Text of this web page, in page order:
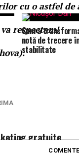
cu o astfel de
respectam!
gratuite
Cum a
notă de trecere
stabilitate